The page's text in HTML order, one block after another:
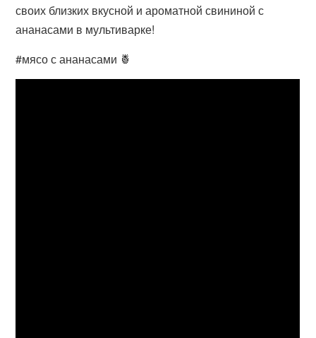
своих близких вкусной и ароматной свининой с
ананасами в мультиварке!
#мясо с ананасами 🍍